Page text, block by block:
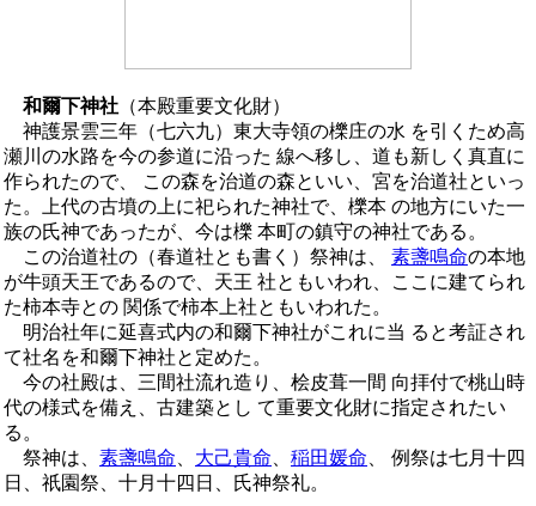
和爾下神社 （本殿重要文化財）
神護景雲三年（七六九）東大寺領の櫟庄の水 を引くため高
瀬川の水路を今の参道に沿った 線へ移し、道も新しく真直に
作られたので、 この森を治道の森といい、宮を治道社といっ
た。上代の古墳の上に祀られた神社で、櫟本 の地方にいた一
族の氏神であったが、今は櫟 本町の鎮守の神社である。
この治道社の（春道社とも書く）祭神は、 素盞鳴命の本地
が牛頭天王であるので、天王 社ともいわれ、ここに建てられ
た柿本寺との 関係で柿本上社ともいわれた。
明治社年に延喜式内の和爾下神社がこれに当 ると考証され
て社名を和爾下神社と定めた。
今の社殿は、三間社流れ造り、桧皮葺一間 向拝付で桃山時
代の様式を備え、古建築とし て重要文化財に指定されたい
る。
祭神は、 素盞鳴命 大己貴命 稲田媛命 、 例祭は七月十四
日、祇園祭、十月十四日、氏神祭礼。